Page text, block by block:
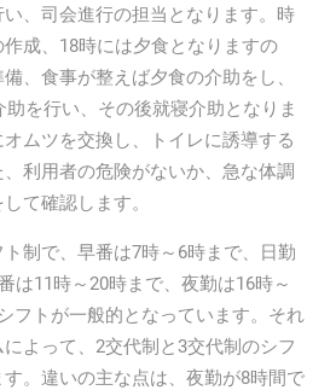
、司会進行の担当となります。時
成、18時には夕食となりますの
、食事が整えば夕食の介助をし、
を行い、その後就寝介助となりま
ムツを交換し、トイレに誘導する
利用者の危険がないか、急な体調
て確認します。
制で、早番は7時～6時まで、日勤
は11時～20時まで、夜勤は16時～
フトが一般的となっています。それ
よって、2交代制と3交代制のシフ
す。違いの主な点は、夜勤が8時間で